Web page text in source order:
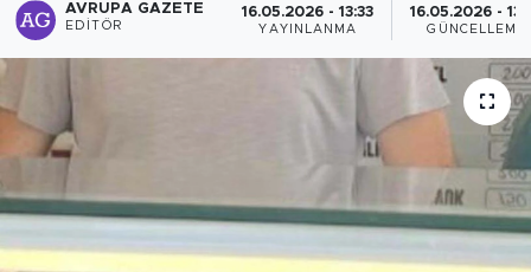
AVRUPA GAZETE
EDITÖR
16.05.2026 - 13:33
YAYINLANMA
16.05.2026 -
GÜNCELLEME